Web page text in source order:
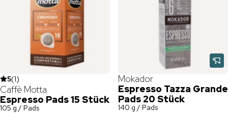
5(1)
Caffè Motta
Espresso Pads 15 Stück
105 g / Pads
Mokador
Espresso Tazza Grande
Pads 20 Stück
140 g / Pads